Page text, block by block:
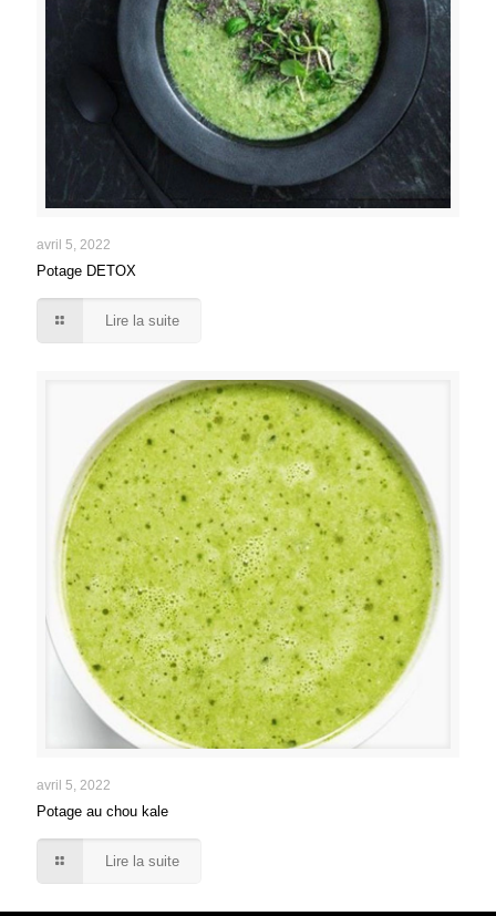
avril 5, 2022
Potage DETOX
Lire la suite
avril 5, 2022
Potage au chou kale
Lire la suite